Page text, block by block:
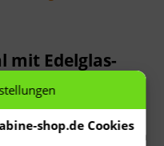
mit Edelglas-
Beschichtung für
minimiert das Anhaften
und das Festsetzen
shop.de Cookies